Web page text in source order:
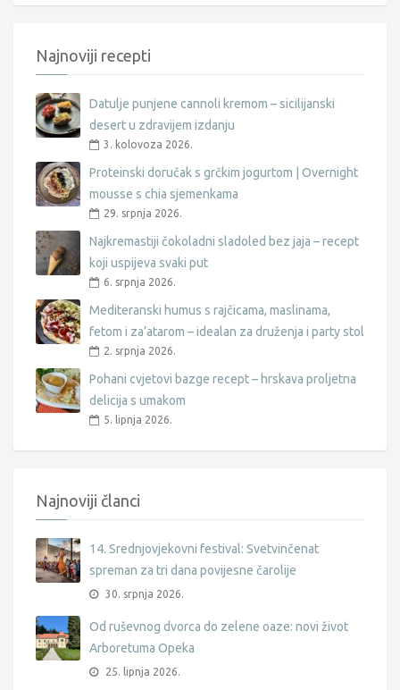
Najnoviji recepti
Datulje punjene cannoli kremom – sicilijanski
desert u zdravijem izdanju
3. kolovoza 2026.
Proteinski doručak s grčkim jogurtom | Overnight
mousse s chia sjemenkama
29. srpnja 2026.
Najkremastiji čokoladni sladoled bez jaja – recept
koji uspijeva svaki put
6. srpnja 2026.
Mediteranski humus s rajčicama, maslinama,
fetom i za’atarom – idealan za druženja i party stol
2. srpnja 2026.
Pohani cvjetovi bazge recept – hrskava proljetna
delicija s umakom
5. lipnja 2026.
Najnoviji članci
14. Srednjovjekovni festival: Svetvinčenat
spreman za tri dana povijesne čarolije
30. srpnja 2026.
Od ruševnog dvorca do zelene oaze: novi život
Arboretuma Opeka
25. lipnja 2026.